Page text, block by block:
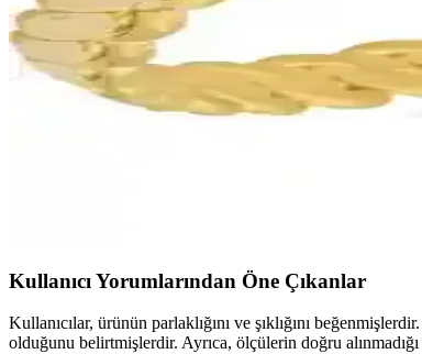
Kayra Mücevher'in özgün tasarımı ve yüksek kaliteli
edilmelidir.
Kibrit Çöpü Bilezik ile Işçiliksiz Bilezik (T51)
Bu karşılaştırma Kibrit Çöpü Bilezik ile Işçiliksiz Bilezik
Kullanıcı Yorumlarından Öne Çıkanlar
Kullanıcılar, ürünün parlaklığını ve şıklığını
olduğunu belirtmişlerdir. Ayrıca, ölçülerin doğru